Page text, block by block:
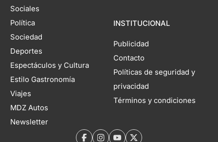
Sociales
Política
Sociedad
Deportes
Espectáculos y Cultura
Estilo Gastronomía
Viajes
MDZ Autos
Newsletter
INSTITUCIONAL
Publicidad
Contacto
Políticas de seguridad y
privacidad
Términos y condiciones